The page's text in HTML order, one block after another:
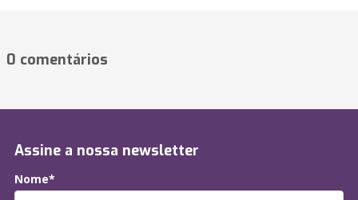
0 comentários
Assine a nossa newsletter
Nome*